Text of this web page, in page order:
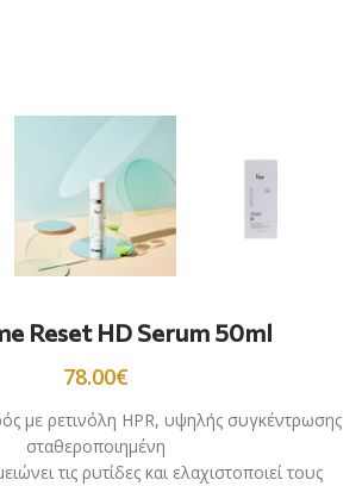
Reset HD Serum 50ml
78.00€
με ρετινόλη HPR, υψηλής συγκέντρωσης
σταθεροποιημένη
τις ρυτίδες και ελαχιστοποιεί τους